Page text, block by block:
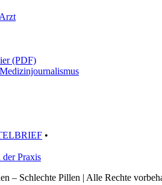
(PDF)
•
Praxis
– Schlechte Pillen | Alle Rechte